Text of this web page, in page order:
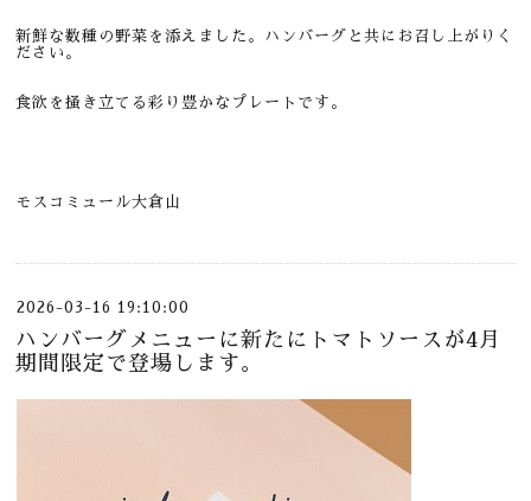
新鮮な数種の野菜を添えました。ハンバーグと共にお召し上がりく
ださい。
食欲を掻き立てる彩り豊かなプレートです。
モスコミュール大倉山
2026-03-16 19:10:00
ハンバーグメニューに新たにトマトソースが4月
期間限定で登場します。